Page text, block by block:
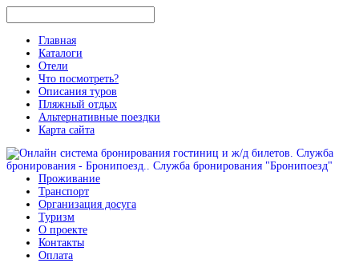
Главная
Каталоги
Отели
Что посмотреть?
Описания туров
Пляжный отдых
Альтернативные поездки
Карта сайта
Проживание
Транспорт
Организация досуга
Туризм
О проекте
Контакты
Оплата